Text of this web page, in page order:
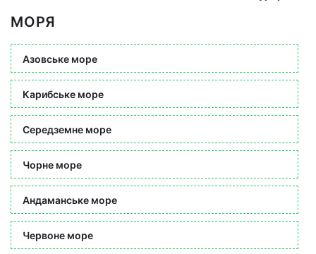
МОРЯ
Азовське море
Карибське море
Середземне море
Чорне море
Андаманське море
Червоне море